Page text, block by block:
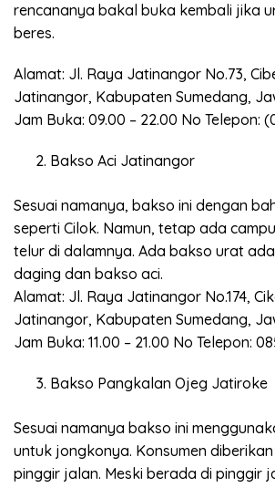
rencananya bakal buka kembali jika
beres.
Alamat: Jl. Raya Jatinangor No.73,
Jatinangor, Kabupaten Sumedang,
Jam Buka: 09.00 – 22.00 No Telepon:
Bakso Aci Jatinangor
Sesuai namanya, bakso ini dengan
seperti Cilok. Namun, tetap ada
telur di dalamnya. Ada bakso urat
daging dan bakso aci.
Alamat: Jl. Raya Jatinangor No.174,
Jatinangor, Kabupaten Sumedang,
Jam Buka: 11.00 – 21.00 No Telepon:
Bakso Pangkalan Ojeg Jatiroke
Sesuai namanya bakso ini
untuk jongkonya. Konsumen
pinggir jalan. Meski berada di pinggir